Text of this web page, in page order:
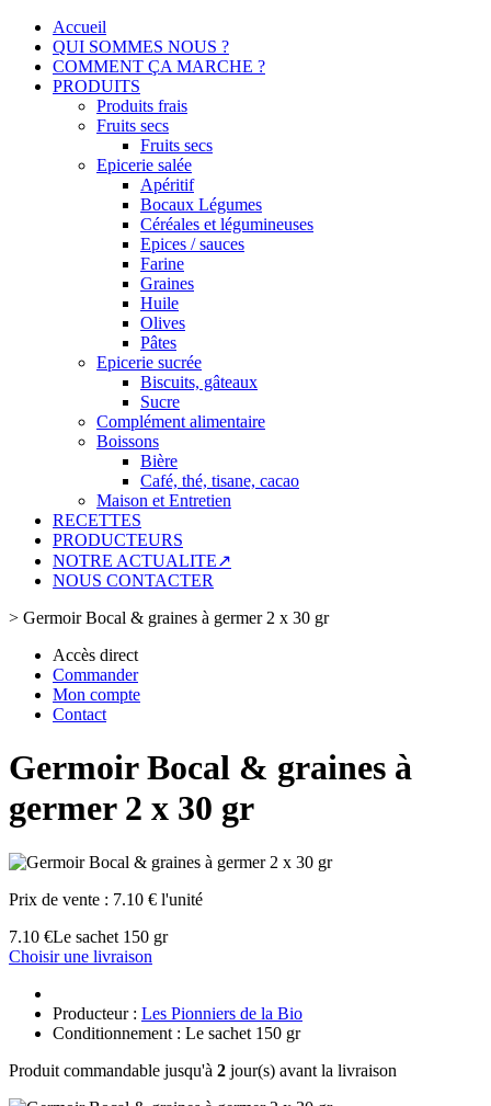
Accueil
QUI SOMMES NOUS ?
COMMENT ÇA MARCHE ?
PRODUITS
Produits frais
Fruits secs
Fruits secs
Epicerie salée
Apéritif
Bocaux Légumes
Céréales et légumineuses
Epices / sauces
Farine
Graines
Huile
Olives
Pâtes
Epicerie sucrée
Biscuits, gâteaux
Sucre
Complément alimentaire
Boissons
Bière
Café, thé, tisane, cacao
Maison et Entretien
RECETTES
PRODUCTEURS
NOTRE ACTUALITE↗
NOUS CONTACTER
> Germoir Bocal & graines à germer 2 x 30 gr
Accès direct
Commander
Mon compte
Contact
Germoir Bocal & graines à
germer 2 x 30 gr
Prix de vente : 7.10 € l'unité
7.10 €Le sachet 150 gr
Choisir une livraison
Producteur : Les Pionniers de la Bio
Conditionnement : Le sachet 150 gr
Produit commandable jusqu'à 2 jour(s) avant la livraison